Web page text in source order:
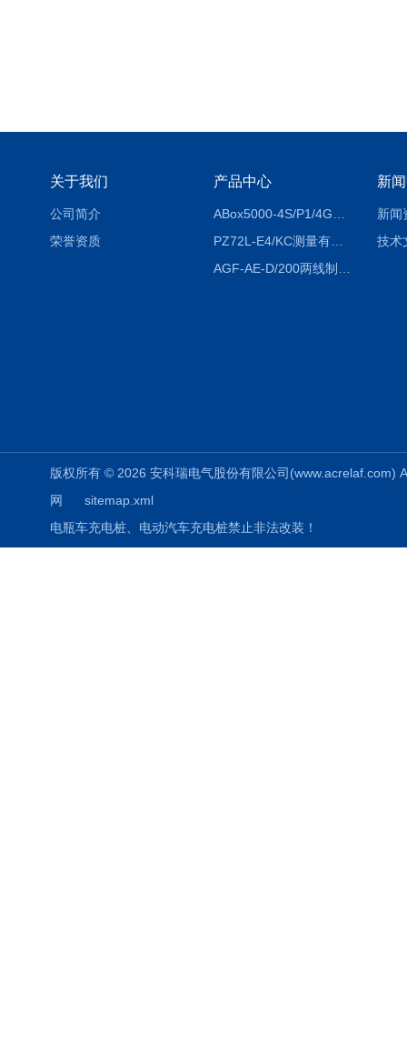
关于我们
公司简介
荣誉资质
产品中心
PZ72L-E4/KC测量有功电能（EPI/EPE）嵌入式电表
新
新闻
技术
版权所有 © 2026 安科瑞电气股份有限公司
网
sitemap.xml
电瓶车充电桩、电动汽车充电桩禁止非法改装！